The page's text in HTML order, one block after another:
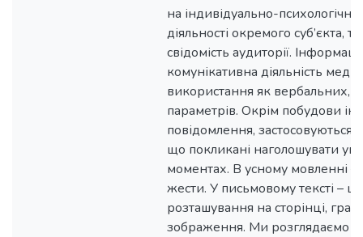
на індивідуально-
діяльності окремого суб’єкта,
свідомість аудиторії.
комунікативна діяльність
використання як вербальних,
параметрів. Окрім побудови
повідомлення, застосовуються
що покликані наголошувати
моментах. В усному мовленні –
жести. У письмовому тексті –
розташування на сторінці,
зображення. Ми розглядаємо